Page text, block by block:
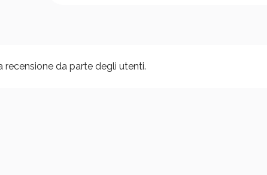
recensione da parte degli utenti.